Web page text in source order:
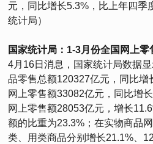
元，同比增长5.3%，比上年四季
统计局）
国家统计局：1-3月份全国网上
4月16日消息，国家统计局数据
品零售总额120327亿元，同比
网上零售额33082亿元，同比增
网上零售额28053亿元，增长
额的比重为23.3%；在实物商品
类、用类商品分别增长21.1%、